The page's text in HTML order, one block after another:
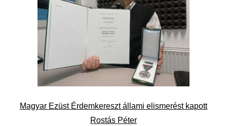
Magyar Ezüst Érdemkereszt állami elismerést kapott
Rostás Péter